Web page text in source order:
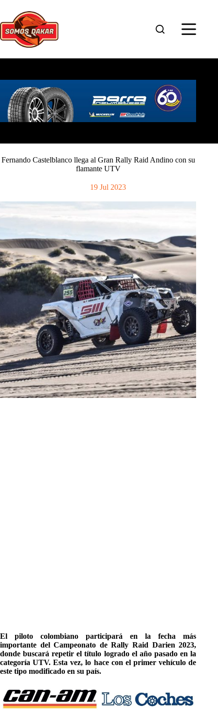
contenido
Fernando Castelblanco llega al Gran Rally Raid Andino con su
flamante UTV
19 Jul 2023
El piloto colombiano participará en la fecha más
importante del Campeonato de Rally Raid Darien 2023,
donde buscará repetir el título logrado el año pasado en la
categoría UTV. Esta vez, lo hace con el primer vehículo de
este tipo modificado en su país.